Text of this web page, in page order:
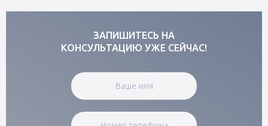
ЗАПИШИТЕСЬ НА
КОНСУЛЬТАЦИЮ УЖЕ СЕЙЧАС!